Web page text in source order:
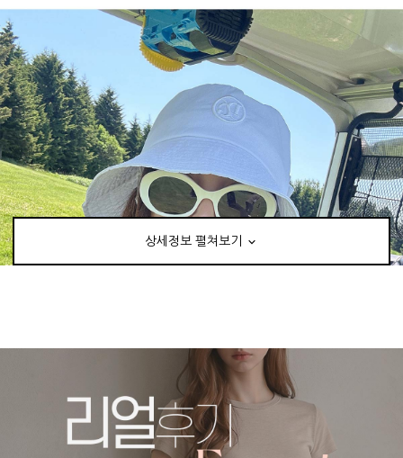
상세정보 펼쳐보기